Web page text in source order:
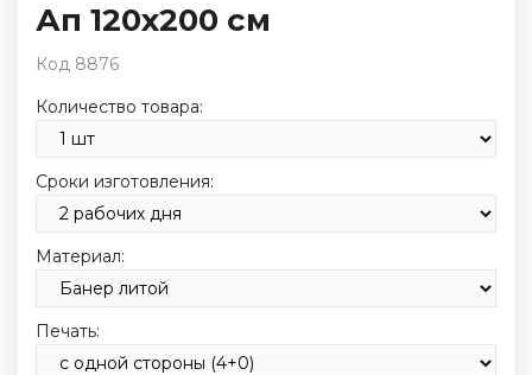
Ап 120х200 см
Код 8876
Количество товара:
Сроки изготовления:
Материал:
Печать: